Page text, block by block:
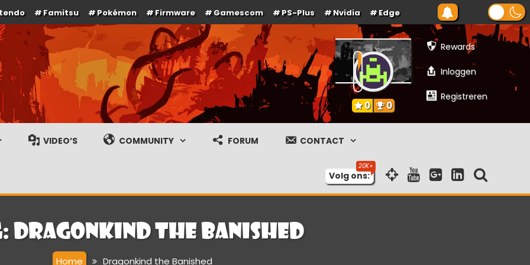
Famitsu Pokémon Firmware Gamescom PS-Plus Nvidia Edge
gameplay streams
Rewards
Inloggen
Registreren
0 0
VIDEO’S COMMUNITY FORUM CONTACT
Volg ons:
Dragonkind the Banished
Home Dragonkind the Banished